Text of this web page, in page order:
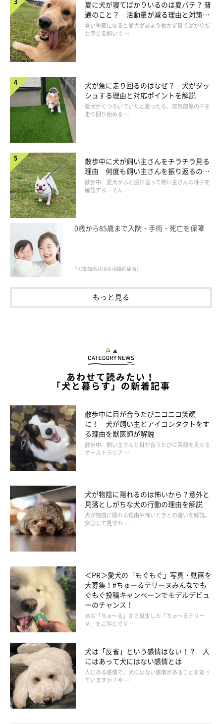
原因4：もともと病気をもっていた場合
考えられるでしょう。たとえば……
「もともと心臓の病気を患っている犬で、そこから肺に水が溜ま
「腹腔内に腫瘤があって、突然破裂して腹腔内で出血した」
など。
上記で紹介した原因以外にも、愛犬の具合が急に悪くなってしま
うこともあると思います。あくまで一例として考えてください。
夏に犬が寝てばかりいるのは夏バテ？ 普
通のこと？ 活動量が減る理由と対策と
は
暑い季節になると愛犬があまり動かず寝てばかりだ
と感じる飼い主 …
犬が急に走り回るのはなぜ？ 犬がダッ
シュする理由と対応ポイントを解説
愛犬がくつろいでいたと思ったら、突然部屋の中を
走り回り始める …
散歩中に犬が飼い主さんをチラチラ見る
理由 何度も飼い主さんを振り返るのは
なぜ？
散歩中、愛犬がふと振り返って飼い主さんの様子を
確認する…そん …
0歳から85歳まで入院・手術・死亡を保障
PR(愛知県共済生活協同組合)
もっと見る
あわせて読みたい！
「犬と暮らす」の新着記事
散歩中に目が合うたびニコニコ笑顔
に！ 犬が飼い主とアイコンタクトをす
る理由を獣医師が解説
散歩中、飼い主さんと目が合うたびに笑顔を見せる
オーストラリア …
犬が物陰に隠れるのは怖いから？意外と
見落としがちな犬の行動の理由を解説
犬が物陰に隠れる理由や怖いときとの違いを解説。
安心して見守れ …
＜PR＞愛犬の「もぐもぐ」写真・動画を
大募集！#ちゅーるテリーヌみんなでも
ぐもぐ投稿キャンペーンでモデルデビュ
ーのチャンス！
あの「ちゅ～る」から誕生した「ちゅ～るテリー
ヌ」をご存じです …
犬は「反省」という感情はない！？ 人
にはあって犬にはない感情とは
人にある感情で、犬にはない感情があることを知っ
ていますか？今 …